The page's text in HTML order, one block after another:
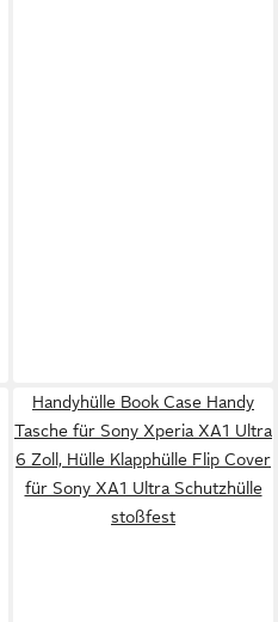
Handyhülle Book Case Handy
Tasche für Sony Xperia XA1 Ultra
6 Zoll, Hülle Klapphülle Flip Cover
für Sony XA1 Ultra Schutzhülle
stoßfest